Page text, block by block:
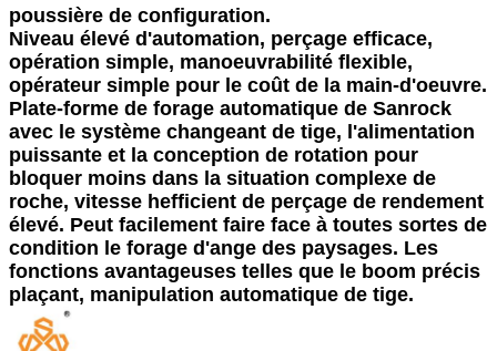
poussière de configuration.
Niveau élevé d'automation, perçage efficace,
opération simple, manoeuvrabilité flexible,
opérateur simple pour le coût de la main-d'oeuvre.
Plate-forme de forage automatique de Sanrock
avec le système changeant de tige, l'alimentation
puissante et la conception de rotation pour
bloquer moins dans la situation complexe de
roche, vitesse hefficient de perçage de rendement
élevé. Peut facilement faire face à toutes sortes de
condition le forage d'ange des paysages. Les
fonctions avantageuses telles que le boom précis
plaçant, manipulation automatique de tige.